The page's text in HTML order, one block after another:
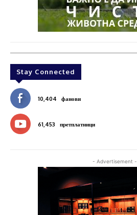
Stay Connected
10,404 фанови
61,453 претплатници
- Advertisement -